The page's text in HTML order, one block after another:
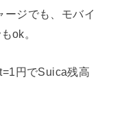
ージでも、モバイ
ok。
円でSuica残高